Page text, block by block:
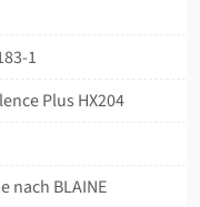
1
Plus HX204
nach BLAINE